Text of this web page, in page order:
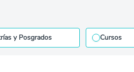
y Posgrados Cursos